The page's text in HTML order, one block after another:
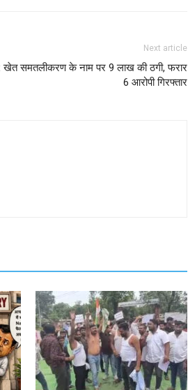
Next article
खेत समतलीकरण के नाम पर 9 लाख की ठगी, फरार
6 आरोपी गिरफ्तार